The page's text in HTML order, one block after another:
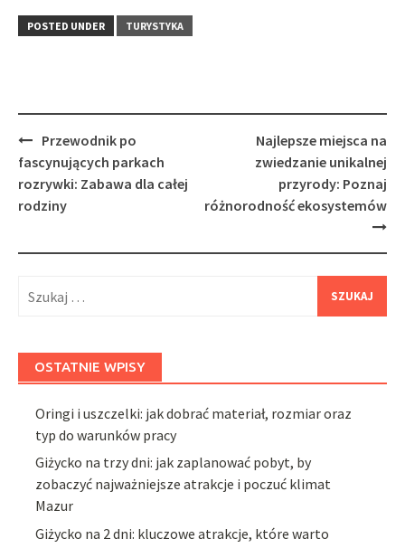
POSTED UNDER TURYSTYKA
Post
navigation
Przewodnik po
fascynujących parkach
rozrywki: Zabawa dla całej
rodziny
Najlepsze miejsca na
zwiedzanie unikalnej
przyrody: Poznaj
różnorodność ekosystemów
OSTATNIE WPISY
Oringi i uszczelki: jak dobrać materiał, rozmiar oraz
typ do warunków pracy
Giżycko na trzy dni: jak zaplanować pobyt, by
zobaczyć najważniejsze atrakcje i poczuć klimat
Mazur
Giżycko na 2 dni: kluczowe atrakcje, które warto